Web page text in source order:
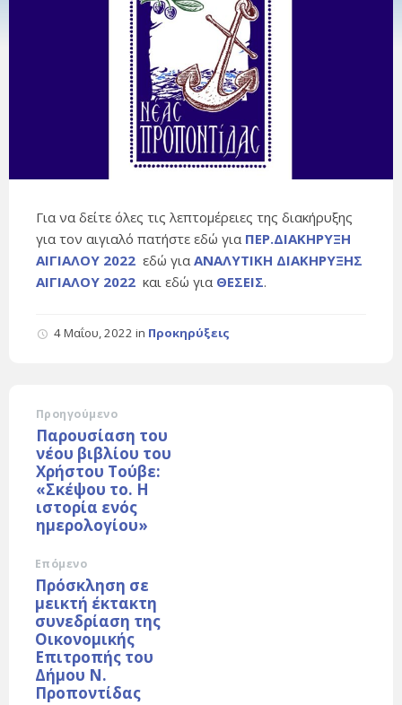
Για να δείτε όλες τις λεπτομέρειες της διακήρυξης
για τον αιγιαλό πατήστε εδώ για ΠΕΡ.ΔΙΑΚΗΡΥΞΗ
ΑΙΓΙΑΛΟΥ 2022 εδώ για ΑΝΑΛΥΤΙΚΗ ΔΙΑΚΗΡΥΞΗΣ
ΑΙΓΙΑΛΟΥ 2022 και εδώ για ΘΕΣΕΙΣ.
4 Μαΐου, 2022 in Προκηρύξεις
Προηγούμενο
Παρουσίαση του
νέου βιβλίου του
Χρήστου Τούβε:
«Σκέψου το. Η
ιστορία ενός
ημερολογίου»
Επόμενο
Πρόσκληση σε
μεικτή έκτακτη
συνεδρίαση της
Οικονομικής
Επιτροπής του
Δήμου Ν.
Προποντίδας